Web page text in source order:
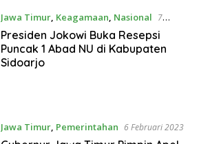
Jawa Timur, Keagamaan, Nasional 7
Februari 2023
Presiden Jokowi Buka Resepsi
Puncak 1 Abad NU di Kabupaten
Sidoarjo
Jawa Timur, Pemerintahan 6 Februari 2023